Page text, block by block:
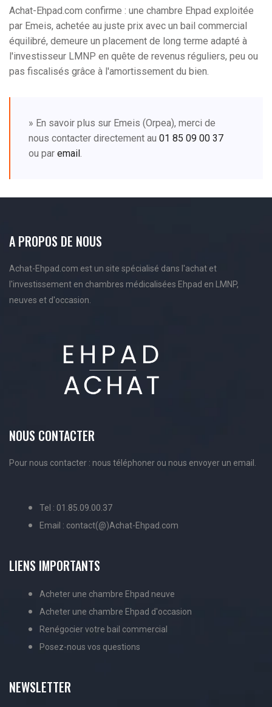
Achat-Ehpad.com confirme : une chambre Ehpad exploitée
par Emeis, achetée au juste prix avec un bail commercial
équilibré, demeure un placement de long terme adapté à
l'investisseur LMNP en quête de revenus réguliers, peu ou
pas fiscalisés grâce à l'amortissement du bien.
» En savoir plus sur Emeis (Orpea), merci de
nous contacter directement au 01 85 09 00 37
ou par email .
A PROPOS DE NOUS
Achat-Ehpad.com est un site spécialisé dans l'achat et
l'investissement en chambres médicalisées Ehpad en LMNP,
neuves et d'occasion.
NOUS CONTACTER
Pour nous contacter : nous téléphoner ou nous envoyer un email.
Tel : 01.85.09.00.37
Email : contact(@)Achat-Ehpad.com
LIENS IMPORTANTS
Acheter une chambre Ehpad neuve
Acheter une chambre Ehpad d'occasion
Renégocier votre bail commercial
Posez-nous vos questions
NEWSLETTER